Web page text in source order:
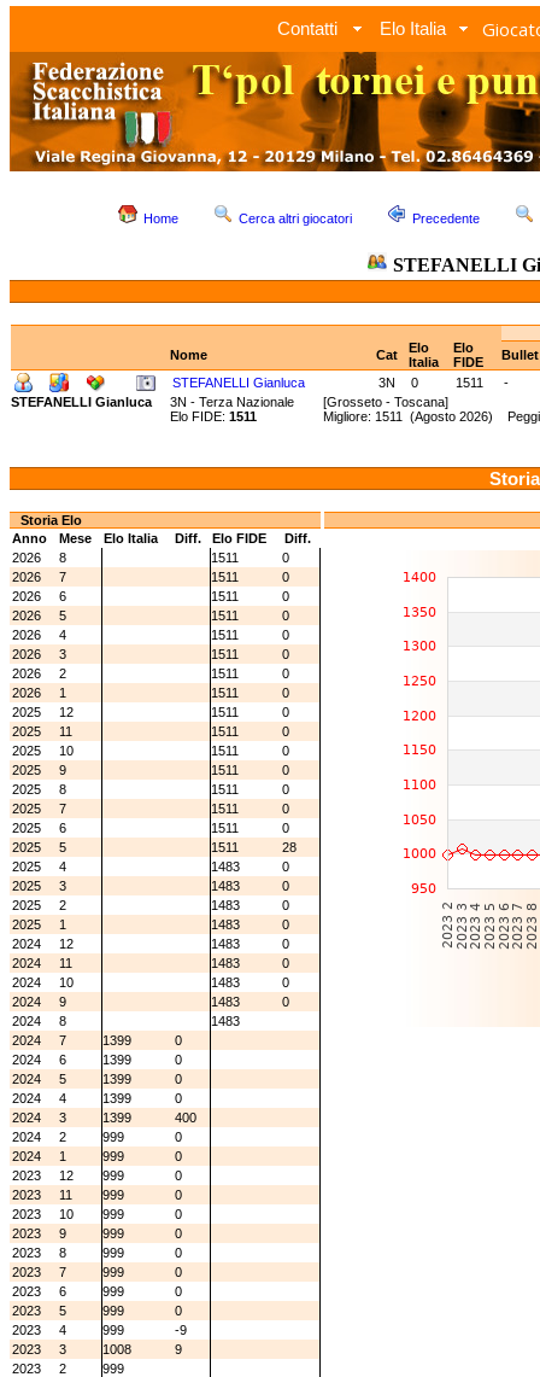
Contatti Elo Italia
Home Cerca altri giocatori Precedente
STEFANELLI
Nome Cat
Elo
Italia
Elo
FIDE
STEFANELLI Gianluca
3N 0 1511
-
STEFANELLI Gianluca
3N - Terza Nazionale [Grosseto - Toscana]
Elo FIDE: 1511 Migliore: 1511 (Agosto 2026)
Storia Elo
Anno
Mese Elo Italia Diff. Elo FIDE
Diff.
2026
8 1511
0
2026
7 1511
0
2026
6 1511
0
2026
5 1511
0
2026
4 1511
0
2026
3 1511
0
2026
2 1511
0
2026
1 1511
0
2025
12 1511
0
2025
11 1511
0
2025
10 1511
0
2025
9 1511
0
2025
8 1511
0
2025
7 1511
0
2025
6 1511
0
2025
5 1511
28
2025
4 1483
0
2025
3 1483
0
2025
2 1483
0
2025
1 1483
0
2024
12 1483
0
2024
11 1483
0
2024
10 1483
0
2024
9 1483
0
2024
8
1483
2024
7 1399
0
2024
6 1399
0
2024
5 1399
0
2024
4 1399
0
2024
3 1399
400
2024
2 999
0
2024
1 999
0
2023
12 999
0
2023
11 999
0
2023
10 999
0
2023
9 999
0
2023
8 999
0
2023
7 999
0
2023
6 999
0
2023
5 999
0
2023
4 999
-9
2023
3 1008
9
2023
2 999